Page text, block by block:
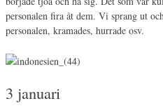
personalen fira åt dem. Vi sprang ut
personalen, kramades, hurrade osv.
3 januari